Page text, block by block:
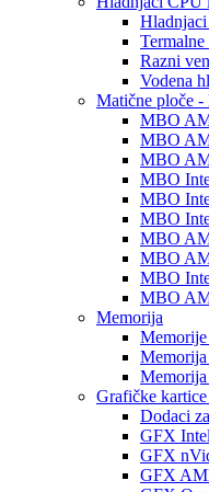
Termalne
Razni
Vodena
Matične ploče
MBO
MBO
MBO
MBO
MBO
MBO
MBO
MBO
MBO
MBO
Memorija
Memorije
Memorija
Grafičke
Dodaci
GFX Intel
GFX
GFX